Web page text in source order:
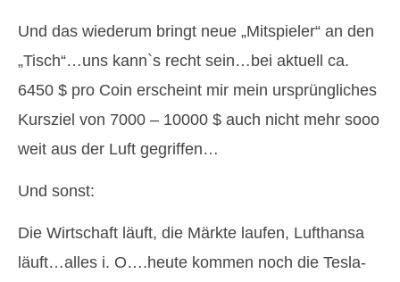
Und das wiederum bringt neue „Mitspieler“ an den
„Tisch“…uns kann`s recht sein…bei aktuell ca.
6450 $ pro Coin erscheint mir mein ursprüngliches
Kursziel von 7000 – 10000 $ auch nicht mehr sooo
weit aus der Luft gegriffen…
Und sonst:
Die Wirtschaft läuft, die Märkte laufen, Lufthansa
läuft…alles i. O….heute kommen noch die Tesla-